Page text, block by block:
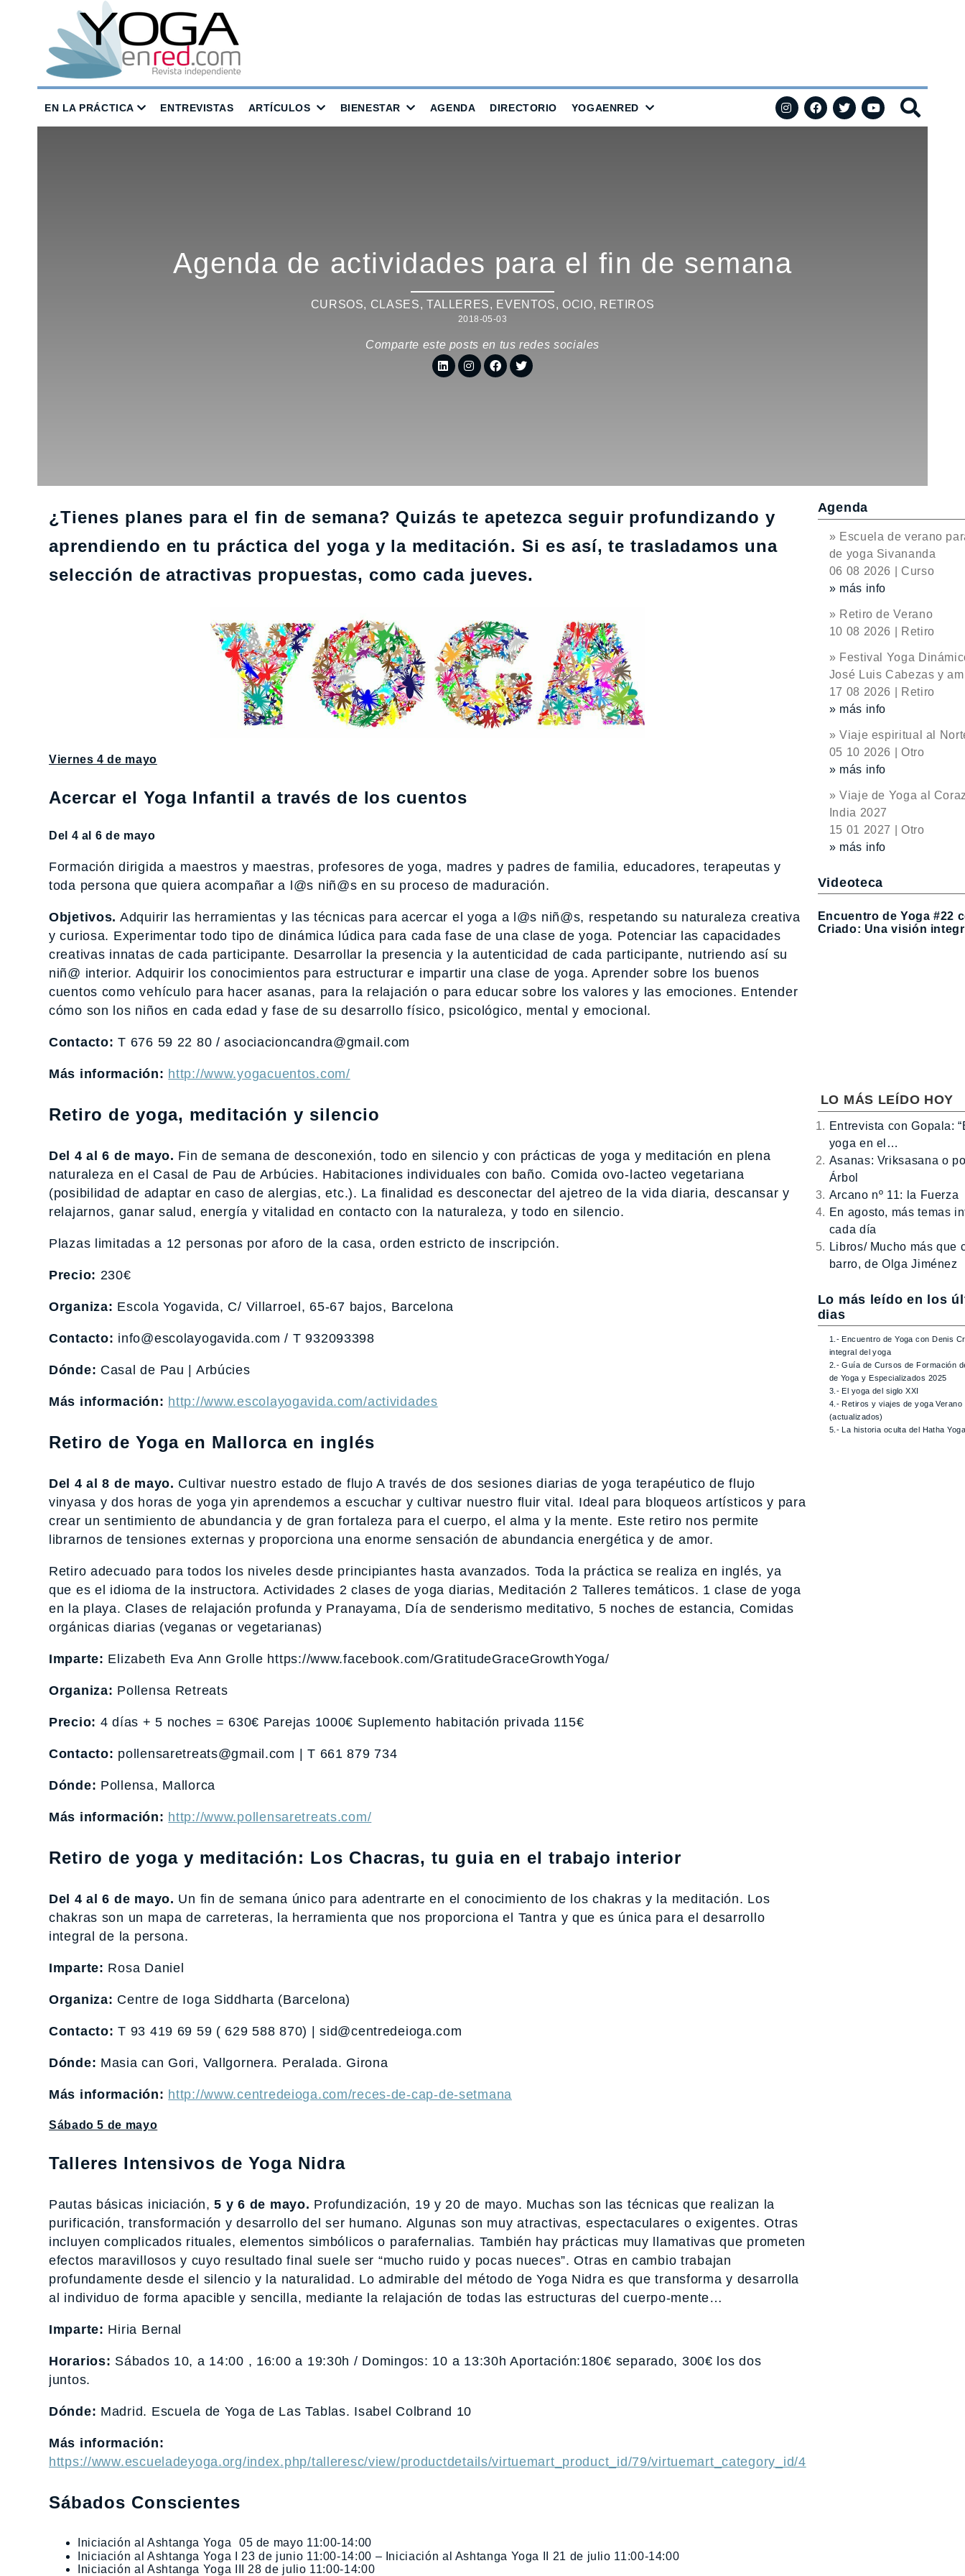
EN LA PRÁCTICA ENTREVISTAS ARTÍCULOS BIENESTAR AGENDA DIRECTORIO YOGAENRED
Agenda de actividades para el fin de semana
CURSOS, CLASES, TALLERES, EVENTOS,OCIO, RETIROS
2018-05-03
Comparte este posts en tus redes sociales
¿Tienes planes para el fin de semana? Quizás te apetezca seguir profundizando y
aprendiendo en tu práctica del yoga y la meditación. Si es así, te trasladamos una
selección de atractivas propuestas, como cada jueves.
Viernes 4 de mayo
Acercar el Yoga Infantil a través de los cuentos
Del 4 al 6 de mayo
Formación dirigida a maestros y maestras, profesores de yoga, madres y padres de familia, educadores, terapeutas y
toda persona que quiera acompañar a l@s niñ@s en su proceso de maduración.
Objetivos. Adquirir las herramientas y las técnicas para acercar el yoga a l@s niñ@s, respetando su naturaleza creativa
y curiosa. Experimentar todo tipo de dinámica lúdica para cada fase de una clase de yoga. Potenciar las capacidades
creativas innatas de cada participante. Desarrollar la presencia y la autenticidad de cada participante, nutriendo así su
niñ@ interior. Adquirir los conocimientos para estructurar e impartir una clase de yoga. Aprender sobre los buenos
cuentos como vehículo para hacer asanas, para la relajación o para educar sobre los valores y las emociones. Entender
cómo son los niños en cada edad y fase de su desarrollo físico, psicológico, mental y emocional.
Contacto: T 676 59 22 80 / asociacioncandra@gmail.com
Más información: http://www.yogacuentos.com/
Retiro de yoga, meditación y silencio
Del 4 al 6 de mayo. Fin de semana de desconexión, todo en silencio y con prácticas de yoga y meditación en plena
naturaleza en el Casal de Pau de Arbúcies. Habitaciones individuales con baño. Comida ovo-lacteo vegetariana
(posibilidad de adaptar en caso de alergias, etc.). La finalidad es desconectar del ajetreo de la vida diaria, descansar y
relajarnos, ganar salud, energía y vitalidad en contacto con la naturaleza, y todo en silencio.
Plazas limitadas a 12 personas por aforo de la casa, orden estricto de inscripción.
Precio: 230€
Organiza: Escola Yogavida, C/ Villarroel, 65-67 bajos, Barcelona
Contacto: info@escolayogavida.com / T 932093398
Dónde: Casal de Pau | Arbúcies
Más información: http://www.escolayogavida.com/actividades
Retiro de Yoga en Mallorca en inglés
Del 4 al 8 de mayo. Cultivar nuestro estado de flujo A través de dos sesiones diarias de yoga terapéutico de flujo
vinyasa y dos horas de yoga yin aprendemos a escuchar y cultivar nuestro fluir vital. Ideal para bloqueos artísticos y para
crear un sentimiento de abundancia y de gran fortaleza para el cuerpo, el alma y la mente. Este retiro nos permite
librarnos de tensiones externas y proporciona una enorme sensación de abundancia energética y de amor.
Retiro adecuado para todos los niveles desde principiantes hasta avanzados. Toda la práctica se realiza en inglés, ya
que es el idioma de la instructora. Actividades 2 clases de yoga diarias, Meditación 2 Talleres temáticos. 1 clase de yoga
en la playa. Clases de relajación profunda y Pranayama, Día de senderismo meditativo, 5 noches de estancia, Comidas
orgánicas diarias (veganas or vegetarianas)
Imparte: Elizabeth Eva Ann Grolle https://www.facebook.com/GratitudeGraceGrowthYoga/
Organiza: Pollensa Retreats
Precio: 4 días + 5 noches = 630€ Parejas 1000€ Suplemento habitación privada 115€
Contacto: pollensaretreats@gmail.com | T 661 879 734
Dónde: Pollensa, Mallorca
Más información: http://www.pollensaretreats.com/
Retiro de yoga y meditación: Los Chacras, tu guia en el trabajo interior
Del 4 al 6 de mayo. Un fin de semana único para adentrarte en el conocimiento de los chakras y la meditación. Los
chakras son un mapa de carreteras, la herramienta que nos proporciona el Tantra y que es única para el desarrollo
integral de la persona.
Imparte: Rosa Daniel
Organiza: Centre de Ioga Siddharta (Barcelona)
Contacto: T 93 419 69 59 ( 629 588 870) | sid@centredeioga.com
Dónde: Masia can Gori, Vallgornera. Peralada. Girona
Más información: http://www.centredeioga.com/reces-de-cap-de-setmana
Sábado 5 de mayo
Talleres Intensivos de Yoga Nidra
Pautas básicas iniciación, 5 y 6 de mayo. Profundización, 19 y 20 de mayo. Muchas son las técnicas que realizan la
purificación, transformación y desarrollo del ser humano. Algunas son muy atractivas, espectaculares o exigentes. Otras
incluyen complicados rituales, elementos simbólicos o parafernalias. También hay prácticas muy llamativas que prometen
efectos maravillosos y cuyo resultado final suele ser “mucho ruido y pocas nueces”. Otras en cambio trabajan
profundamente desde el silencio y la naturalidad. Lo admirable del método de Yoga Nidra es que transforma y desarrolla
al individuo de forma apacible y sencilla, mediante la relajación de todas las estructuras del cuerpo-mente…
Imparte: Hiria Bernal
Horarios: Sábados 10, a 14:00 , 16:00 a 19:30h / Domingos: 10 a 13:30h Aportación:180€ separado, 300€ los dos
juntos.
Dónde: Madrid. Escuela de Yoga de Las Tablas. Isabel Colbrand 10
Más información:
https://www.escueladeyoga.org/index.php/talleresc/view/productdetails/virtuemart_product_id/79/virtuemart_category_id/4
Sábados Conscientes
Iniciación al Ashtanga Yoga 05 de mayo 11:00-14:00
Iniciación al Ashtanga Yoga I 23 de junio 11:00-14:00 – Iniciación al Ashtanga Yoga II 21 de julio 11:00-14:00
Iniciación al Ashtanga Yoga III 28 de julio 11:00-14:00
Agenda
» Escuela de verano
de yoga Sivananda
06 08 2026 | Curso
» más info
» Retiro de Verano
10 08 2026 | Retiro
» Festival Yoga
José Luis Cabezas y
17 08 2026 | Retiro
» más info
» Viaje espiritual al
05 10 2026 | Otro
» más info
» Viaje de Yoga al
India 2027
15 01 2027 | Otro
» más info
Videoteca
Encuentro de Yoga #22
Criado: Una visión
LO MÁS LEÍDO HOY
Entrevista con Gopala:
yoga en el…
Asanas: Vriksasana o
Árbol
Arcano nº 11: la Fuerza
En agosto, más temas
cada día
Libros/ Mucho más que
barro, de Olga Jiménez
Lo más leído en los
dias
1.- Encuentro de Yoga con Denis
integral del yoga
2.- Guía de Cursos de Formación
de Yoga y Especializados 2025
3.- El yoga del siglo XXI
4.- Retiros y viajes de yoga Verano
(actualizados)
5.- La historia oculta del Hatha Yoga